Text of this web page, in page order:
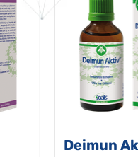
Deimun